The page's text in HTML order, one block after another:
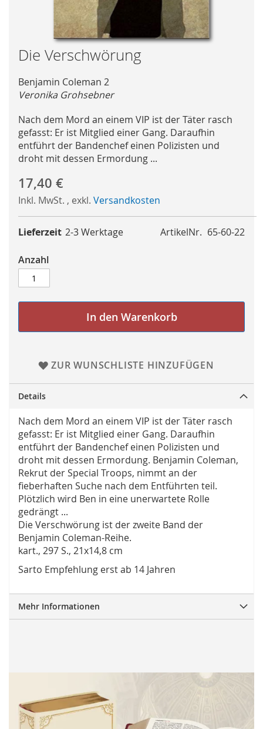
Skip
to
the
beginning
of
the
images
gallery
Die Verschwörung
Benjamin Coleman 2
Veronika Grohsebner
Nach dem Mord an einem VIP ist der Täter rasch
gefasst: Er ist Mitglied einer Gang. Daraufhin
entführt der Bandenchef einen Polizisten und
droht mit dessen Ermordung ...
17,40 €
Inkl. MwSt. , exkl. Versandkosten
ArtikelNr. 65-60-22
Lieferzeit 2-3 Werktage
Anzahl
In den Warenkorb
ZUR WUNSCHLISTE HINZUFÜGEN
Details
Nach dem Mord an einem VIP ist der Täter rasch
gefasst: Er ist Mitglied einer Gang. Daraufhin
entführt der Bandenchef einen Polizisten und
droht mit dessen Ermordung. Benjamin Coleman,
Rekrut der Special Troops, nimmt an der
fieberhaften Suche nach dem Entführten teil.
Plötzlich wird Ben in eine unerwartete Rolle
gedrängt ...
Die Verschwörung ist der zweite Band der
Benjamin Coleman-Reihe.
kart., 297 S., 21x14,8 cm
Sarto Empfehlung erst ab 14 Jahren
Mehr Informationen